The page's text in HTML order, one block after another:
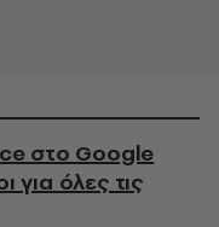
στο Google
για όλες τις